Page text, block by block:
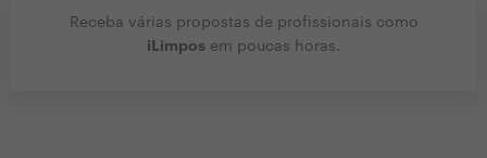
Receba várias propostas de profissionais como
iLimpos em poucas horas.